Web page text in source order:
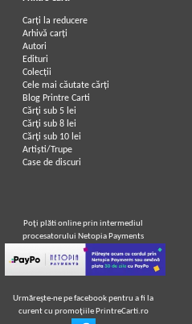
Carți la reducere
Arhivă carți
Autori
Edituri
Colecții
Cele mai căutate cărți
Blog Printre Carti
Cărţi sub 5 lei
Cărţi sub 8 lei
Cărţi sub 10 lei
Artiști/Trupe
Case de discuri
Poţi plăti online prin intermediul
procesatorului Netopia Payments
Urmăreşte-ne pe facebook pentru a fi la
curent cu promoţiile PrintreCarti.ro